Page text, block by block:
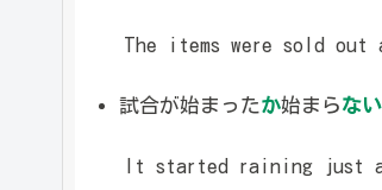
The items were sold out
試合が始まったか始まらな
It started raining just as